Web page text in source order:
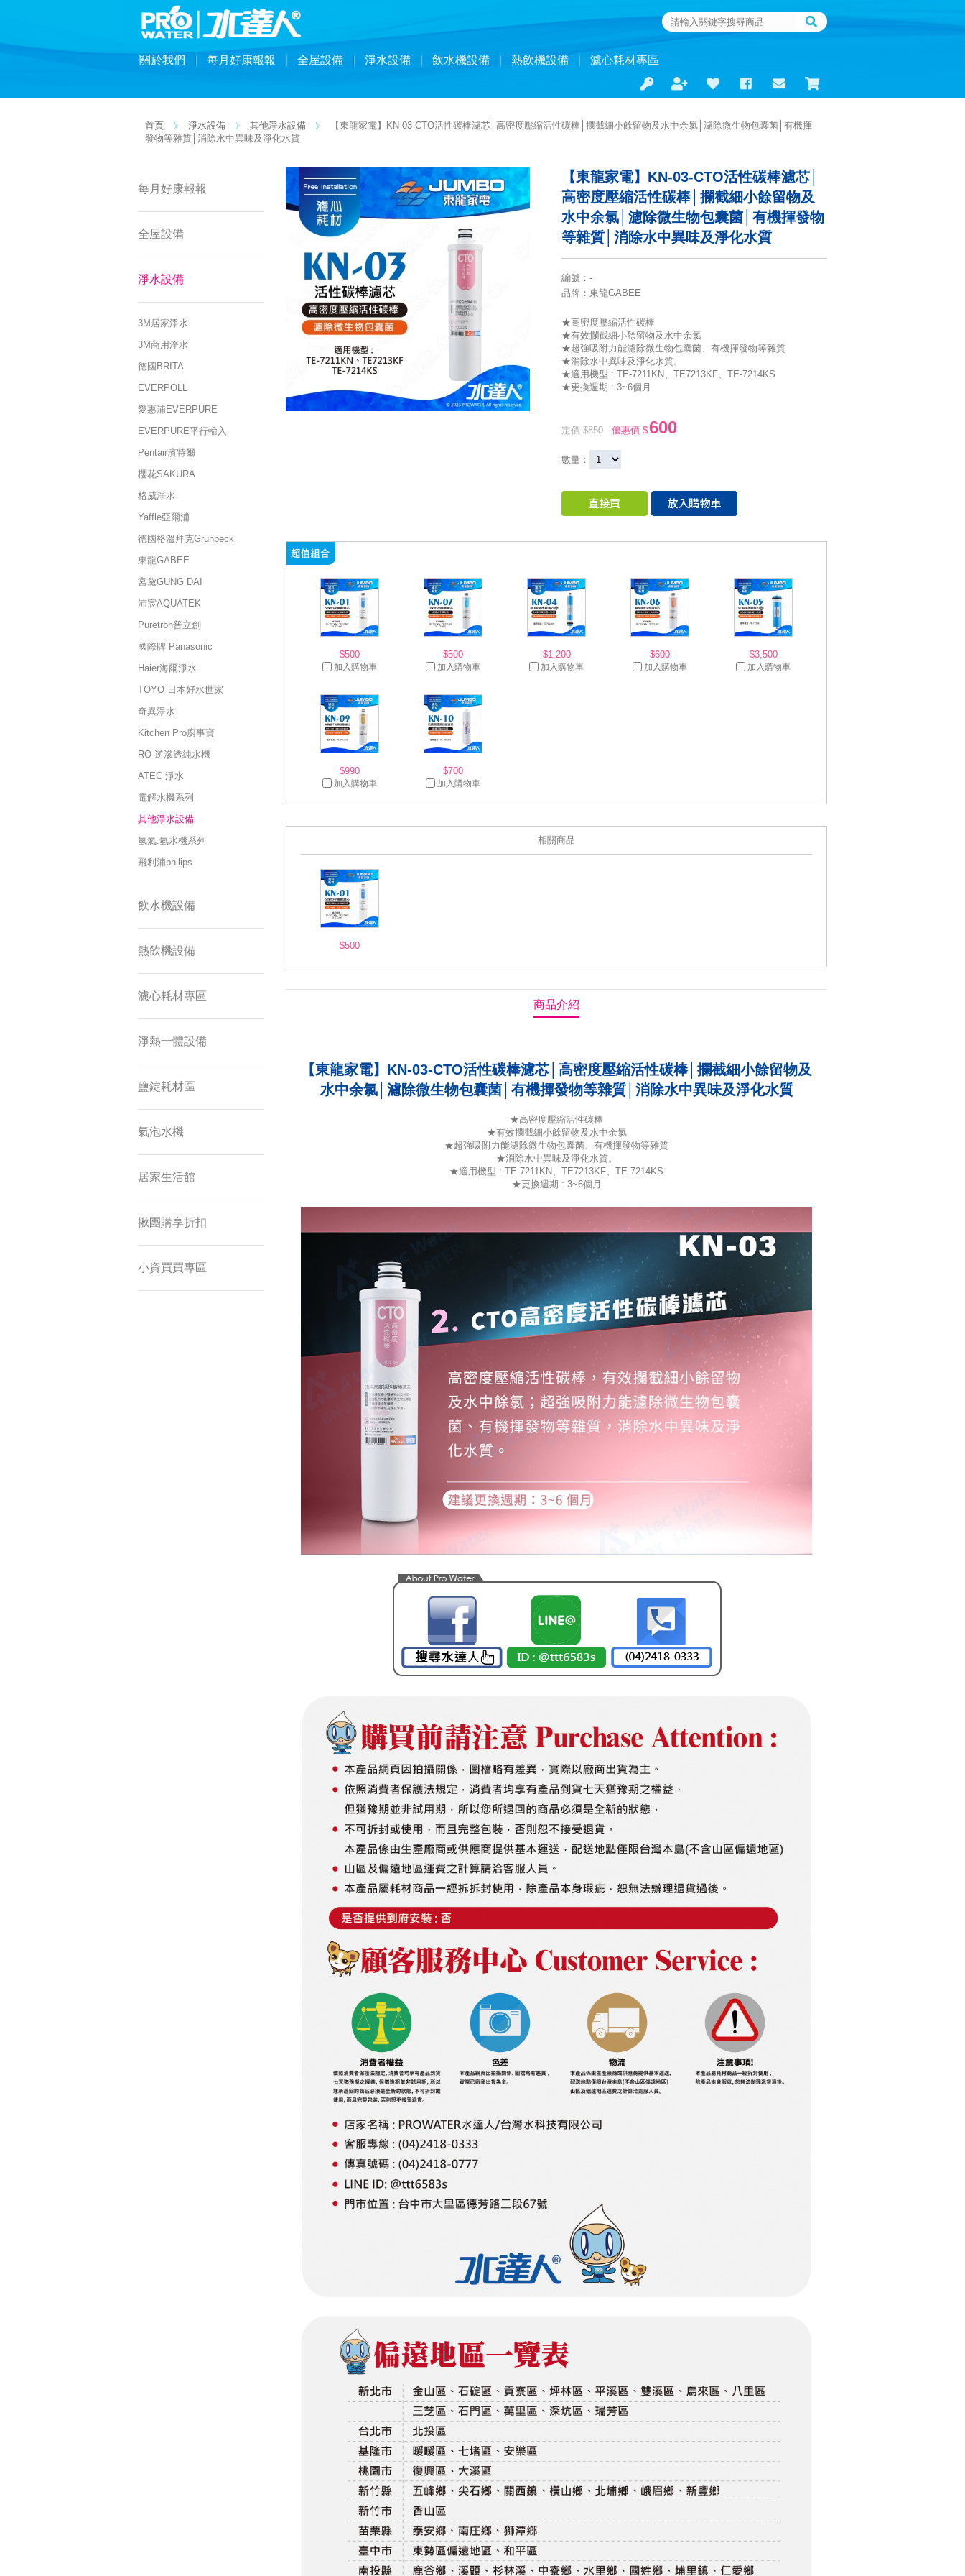
關於我們 每月好康報報 全屋設備 淨水設備 飲水機設備 熱飲機設備 濾心耗材專區
首頁 淨水設備 其他淨水設備
【東龍家電】KN-03-CTO活性碳棒濾芯│高密度壓縮活性碳棒│攔截細小餘留物及水中余氯│濾除微生物包囊菌│有機揮
發物等雜質│消除水中異味及淨化水質
每月好康報報
全屋設備
淨水設備
3M居家淨水
3M商用淨水
德國BRITA
EVERPOLL
愛惠浦EVERPURE
EVERPURE平行輸入
Pentair濱特爾
櫻花SAKURA
格威淨水
Yaffle亞爾浦
德國格溫拜克Grunbeck
東龍GABEE
宮黛GUNG DAI
沛宸AQUATEK
Puretron普立創
國際牌 Panasonic
Haier海爾淨水
TOYO 日本好水世家
奇異淨水
Kitchen Pro廚事寶
RO 逆滲透純水機
ATEC 淨水
電解水機系列
其他淨水設備
氫氣.氫水機系列
飛利浦philips
飲水機設備
熱飲機設備
濾心耗材專區
淨熱一體設備
鹽錠耗材區
氣泡水機
居家生活館
揪團購享折扣
小資買買專區
【東龍家電】KN-03-CTO活性碳棒濾芯│
高密度壓縮活性碳棒│攔截細小餘留物及
水中余氯│濾除微生物包囊菌│有機揮發物
等雜質│消除水中異味及淨化水質
編號 ： -
品牌 ：東龍GABEE
★高密度壓縮活性碳棒
★有效攔截細小餘留物及水中余氯
★超強吸附力能濾除微生物包囊菌、有機揮發物等雜質
★消除水中異味及淨化水質。
★適用機型 : TE-7211KN、TE7213KF、TE-7214KS
★更換週期 : 3~6個月
定價 $850 優惠價 $ 600
數量：
$500
加入購物車
$500
加入購物車
$1,200
加入購物車
$600
加入購物車
$3,500
加入購物車
$990
加入購物車
$700
加入購物車
相關商品
$500
商品介紹
【東龍家電】KN-03-CTO活性碳棒濾芯│高密度壓縮活性碳棒│攔截細小餘留物及
水中余氯│濾除微生物包囊菌│有機揮發物等雜質│消除水中異味及淨化水質
★高密度壓縮活性碳棒
★有效攔截細小餘留物及水中余氯
★超強吸附力能濾除微生物包囊菌、有機揮發物等雜質
★消除水中異味及淨化水質。
★適用機型 : TE-7211KN、TE7213KF、TE-7214KS
★更換週期 : 3~6個月